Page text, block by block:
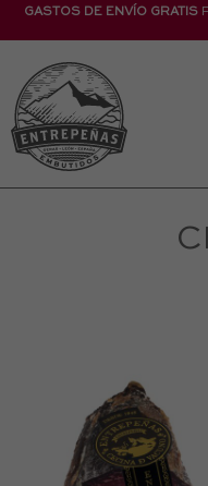
GASTOS DE ENVÍO GRATIS